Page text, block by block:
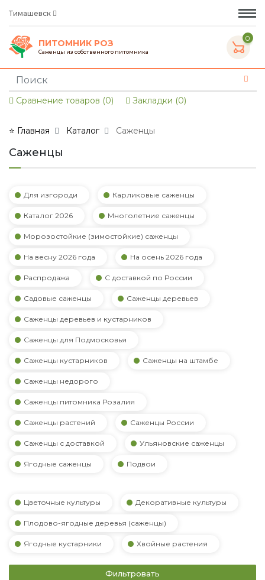
Тимашевск
ПИТОМНИК РОЗ
Саженцы из собственного питомника
0
Сравнение товаров (0) Закладки (0)
⭐ Главная Каталог Саженцы
Саженцы
Для изгороди Карликовые саженцы
Каталог 2026 Многолетние саженцы
Морозостойкие (зимостойкие) саженцы
На весну 2026 года На осень 2026 года
Распродажа С доставкой по России
Садовые саженцы Саженцы деревьев
Саженцы деревьев и кустарников
Саженцы для Подмосковья
Саженцы кустарников Саженцы на штамбе
Саженцы недорого
Саженцы питомника Розалия
Саженцы растений Саженцы России
Саженцы с доставкой Ульяновские саженцы
Ягодные саженцы Подвои
Цветочные культуры Декоративные культуры
Плодово-ягодные деревья (саженцы)
Ягодные кустарники Хвойные растения
Фильтровать